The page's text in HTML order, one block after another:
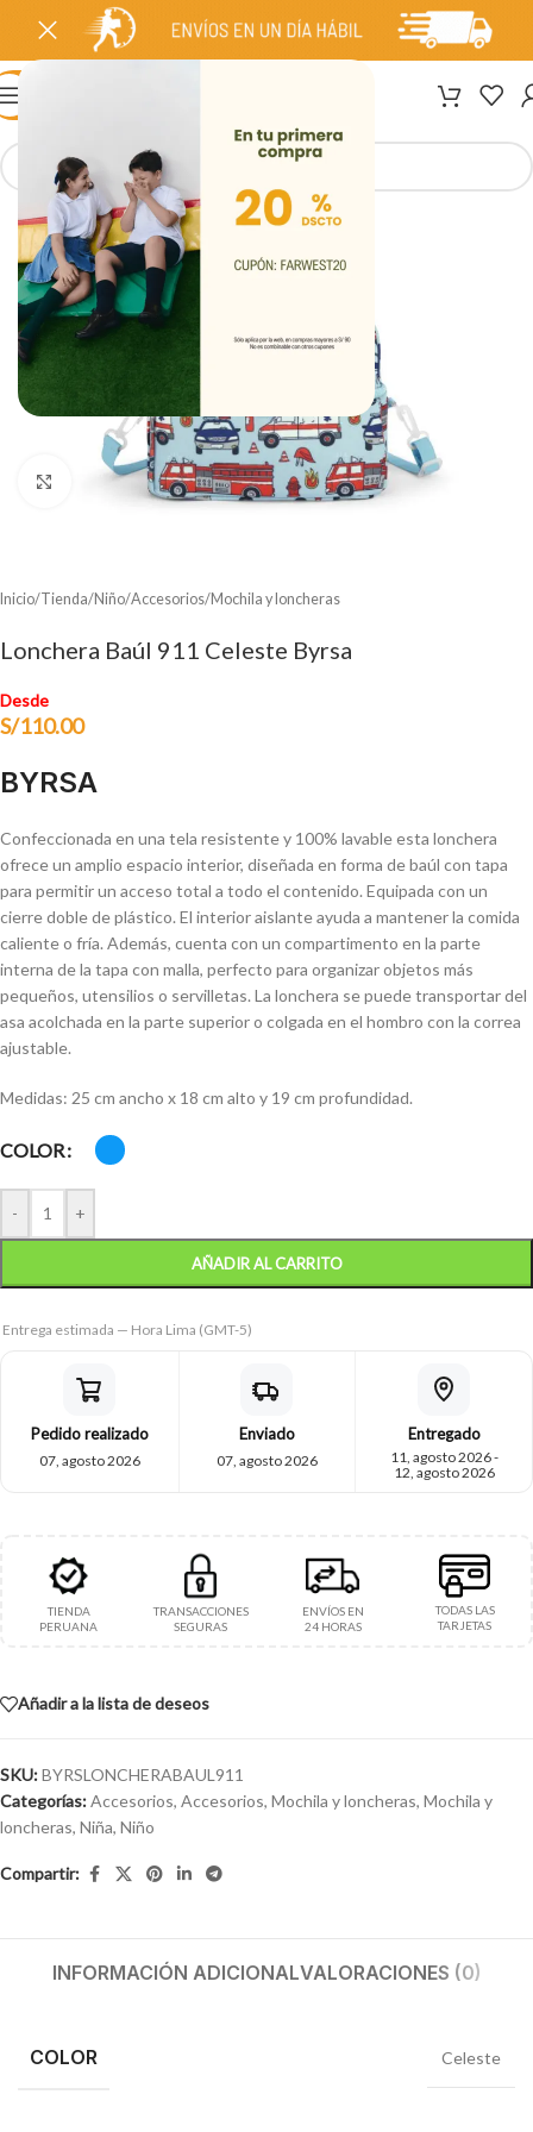
Clic para ampliar
Inicio/Tienda/Niño/Accesorios/Mochila y loncheras
Lonchera Baúl 911 Celeste Byrsa
Desde
S/110.00
BYRSA
Confeccionada en una tela resistente y 100% lavable esta lonchera
ofrece un amplio espacio interior, diseñada en forma de baúl con tapa
para permitir un acceso total a todo el contenido. Equipada con un
cierre doble de plástico. El interior aislante ayuda a mantener la comida
caliente o fría. Además, cuenta con un compartimento en la parte
interna de la tapa con malla, perfecto para organizar objetos más
pequeños, utensilios o servilletas. La lonchera se puede transportar del
asa acolchada en la parte superior o colgada en el hombro con la correa
ajustable.
Medidas: 25 cm ancho x 18 cm alto y 19 cm profundidad.
COLOR
- +
AÑADIR AL CARRITO
Entrega estimada — Hora Lima (GMT-5)
Pedido realizado
07, agosto 2026
Enviado
07, agosto 2026
Entregado
11, agosto 2026 -
12, agosto 2026
TIENDA
PERUANA
TRANSACCIONES
SEGURAS
ENVÍOS EN
24 HORAS
TODAS LAS
TARJETAS
Añadir a la lista de deseos
SKU:BYRSLONCHERABAUL911
Categorías:Accesorios, Accesorios, Mochila y loncheras, Mochila y
loncheras, Niña, Niño
Compartir:
INFORMACIÓN ADICIONALVALORACIONES (0)
COLOR Celeste